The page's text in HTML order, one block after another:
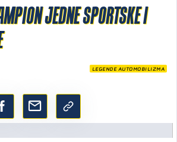
JEDNE SPORTSKE I
LEGENDE AUTOMOBILIZMA